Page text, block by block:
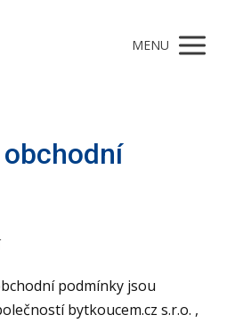
MENU
podmínky jsou
bytkoucem.cz s.r.o. ,